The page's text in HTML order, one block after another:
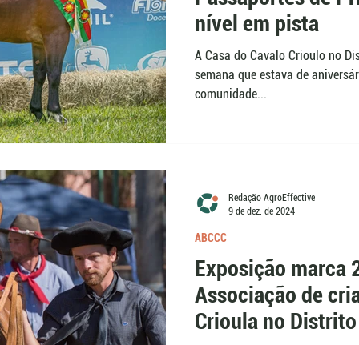
nível em pista
A Casa do Cavalo Crioulo no
semana que estava de
comunidade...
Exposição marca
Associação de
Crioula no
ABCCC
Redação AgroEffective
9 de dez. de 2024